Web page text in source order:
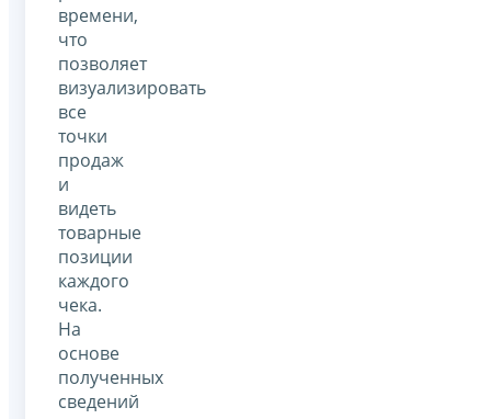
времени,
что
позволяет
визуализировать
все
точки
продаж
и
видеть
товарные
позиции
каждого
чека.
На
основе
полученных
сведений